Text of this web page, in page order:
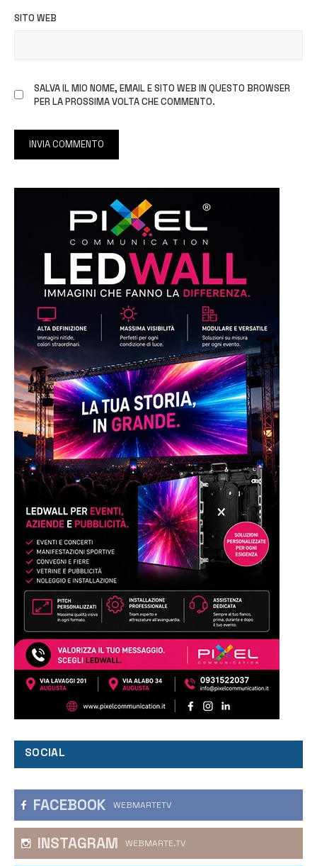
SITO WEB
SALVA IL MIO NOME, EMAIL E SITO WEB IN QUESTO BROWSER
PER LA PROSSIMA VOLTA CHE COMMENTO.
SOCIAL
FACEBOOK WEBMARTETV
INSTAGRAM WEBMARTE.TV